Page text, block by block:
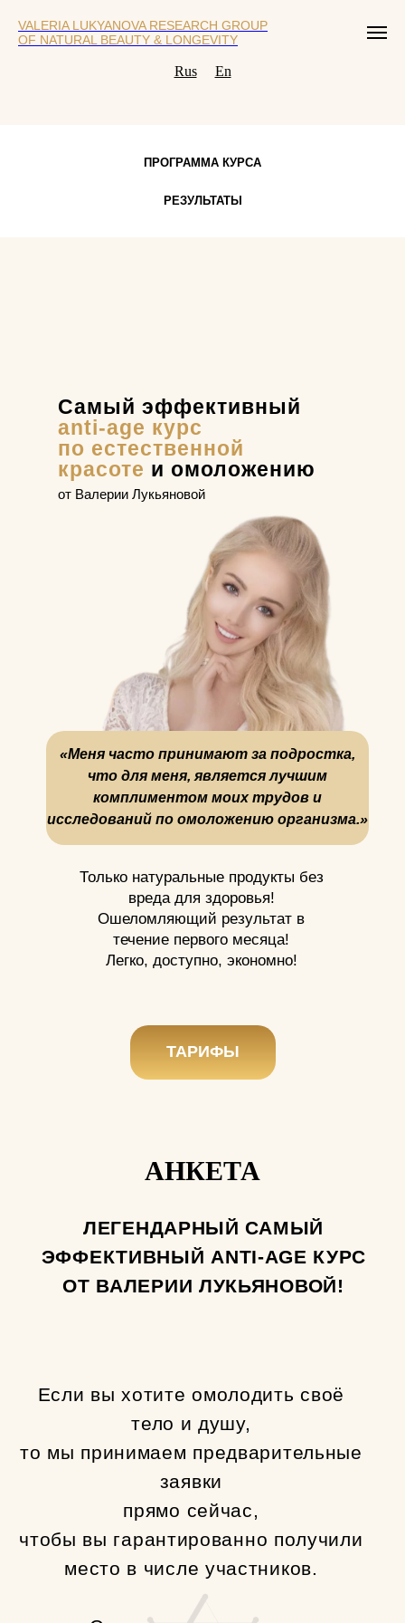
VALERIA LUKYANOVA RESEARCH GROUP
OF NATURAL BEAUTY & LONGEVITY
Rus En
ПРОГРАММА КУРСА
РЕЗУЛЬТАТЫ
Самый эффективный
anti-age курс
по естественной
красоте и омоложению
Только натуральные продукты без
вреда для здоровья!
Ошеломляющий результат в
течение первого месяца!
Легко, доступно, экономно!
«Меня часто принимают за подростка,
что для меня, является лучшим
комплиментом моих трудов и
исследований по омоложению организма.»
ХОЧУ УСПЕТЬ КУПИТЬ СО
от Валерии Лукьяновой
ТАРИФЫ
АНКЕТА
УСПЕЙТЕ ЗАБРОНИРОВАТЬ МЕСТО !
ЛЕГЕНДАРНЫЙ САМЫЙ
ЭФФЕКТИВНЫЙ ANTI-AGE КУРС
ОТ ВАЛЕРИИ ЛУКЬЯНОВОЙ!
мы принимаем предварительные
прямо сейчас,
Сразу после покупки,
вы получаете список продуктов и
необходимую информацию,
что вам нужно подготовить до
начала курса.
внимания.